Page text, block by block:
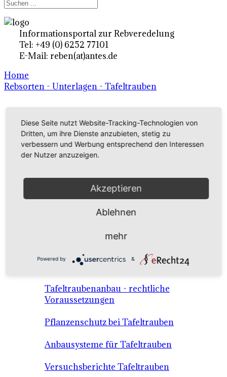
Informationsportal zur Rebveredelung
Tel: +49 (0) 6252 77101
E-Mail: reben(at)antes.de
Home
Rebsorten - Unterlagen - Tafeltrauben
in Deutschland
Tafeltraubensorten
Anbausysteme & Recht
Tafeltrauben A-Z Sortenbeschreibungen
Tafeltraubenanbau - rechtliche
Voraussetzungen
Pflanzenschutz bei Tafeltrauben
Anbausysteme für Tafeltrauben
Versuchsberichte Tafeltrauben
Diese Seite nutzt Website-Tracking-Technologien von
Dritten, um ihre Dienste anzubieten, stetig zu
verbessern und Werbung entsprechend den Interessen
der Nutzer anzuzeigen.
Akzeptieren
Ablehnen
mehr
Powered by &